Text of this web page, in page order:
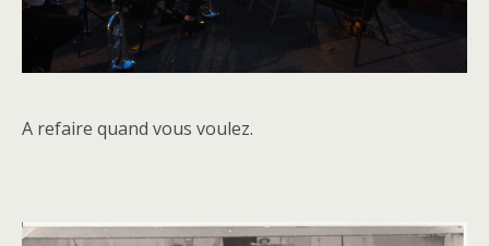
A refaire quand vous voulez.